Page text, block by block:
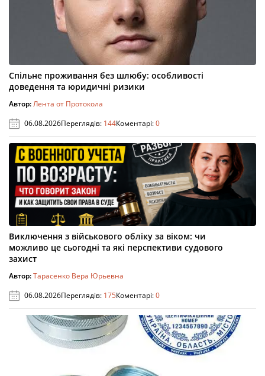
Спільне проживання без шлюбу: особливості
доведення та юридичні ризики
Автор:Лента от Протокола
06.08.2026Переглядів: 144Коментарі:0
Виключення з військового обліку за віком: чи
можливо це сьогодні та які перспективи судового
захист
Автор:Тарасенко Вера Юрьевна
06.08.2026Переглядів: 175Коментарі:0